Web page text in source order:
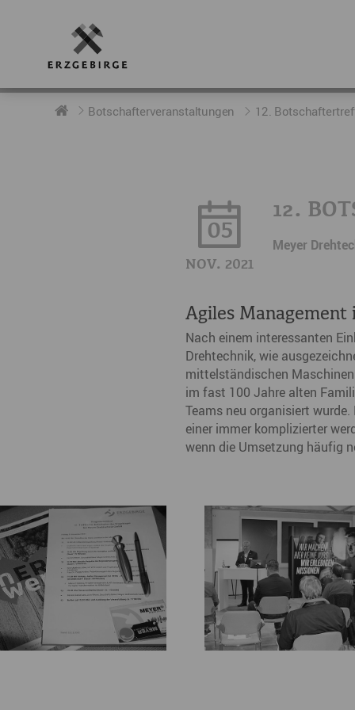
RUND UMS ERZGEBIRGE
AKTUELLES
DIE BOTSCHAFTER
Botschafterveranstaltungen 12.
05
NOV. 2021
12.
Meyer
Agiles Management
Nach einem interessanten
Drehtechnik, wie
mittelständischen
im fast 100 Jahre alten
Teams neu organisiert
einer immer komplizierter
wenn die Umsetzung häufig